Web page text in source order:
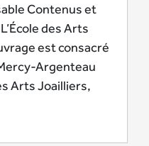
Contenus et
des Arts
est consacré
Argenteau
Arts Joailliers,